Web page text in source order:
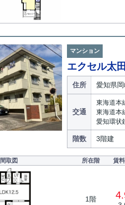
マンション
エクセル太田
住所 愛知県
交通
東海道本
東海道本
愛知環状
階数 3階建
間取図 所在階 賃
1階